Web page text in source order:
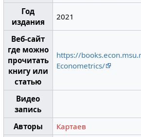
Год
издания
2021
Веб-сайт
где можно
прочитать
книгу или
статью
https://
Econometrics/
Видео
запись
Авторы
Картаев